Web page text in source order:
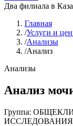
Два филиала в
Главная
/Услуги и
/Анализы
/Анализ
Анализы
Анализ
Группа:
ИССЛЕДОВАНИЯ